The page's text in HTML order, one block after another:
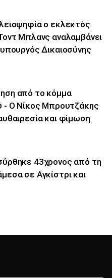
ο εκλεκτός
Μπλανς αναλαμβάνει
Δικαιοσύνης
από το κόμμα
- Ο Νίκος Μπρουτζάκης
και φίμωση
43χρονος από τη
σε Αγκίστρι και